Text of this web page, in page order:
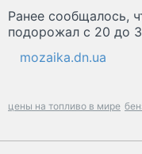
Ранее сообщалось,
подорожал с 20 до
mozaika.dn.ua
цены на топливо в мире